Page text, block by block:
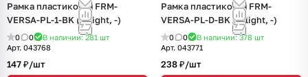
Рамка пластиковая FRM-
VERSA-PL-1-BK (Arlight, -)
0 0 В наличии: 281 шт
Арт. 043768
147 ₽/шт
Рамка пластиковая FRM-
VERSA-PL-D-BK (Arlight, -)
0 0 В наличии: 378 шт
Арт. 043771
238 ₽/шт